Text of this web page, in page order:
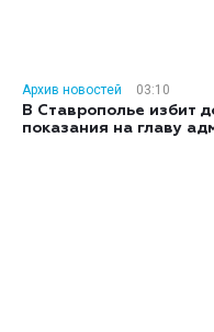
Архив новостей
03:10
В Ставрополье избит
показания на главу